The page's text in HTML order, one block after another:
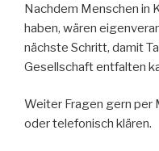
Nachdem Menschen in
haben, wären
nächste Schritt, damit
Gesellschaft entfalten
Weiter Fragen gern per
oder telefonisch klären.